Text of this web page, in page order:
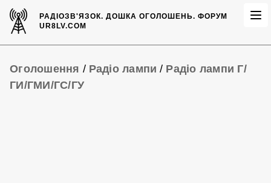
РАДІОЗВ'ЯЗОК.ДОШКА ОГОЛОШЕНЬ. ФОРУМ
UR8LV.COM
Оголошення / Радіо лампи / Радіо лампи Г/
ГИ/ГМИ/ГС/ГУ